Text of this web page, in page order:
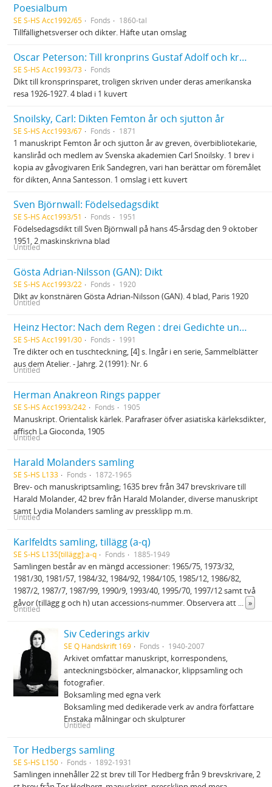
Poesialbum
SE S-HS Acc1992/65 Fonds 1860-tal
Tillfällighetsverser och dikter. Häfte utan omslag
Oscar Peterson: Till kronprins Gustaf Adolf och kronprinsessan Louise : Dikt
SE S-HS Acc1993/73 Fonds
Dikt till kronsprinsparet, troligen skriven under deras amerikanska
resa 1926-1927. 4 blad i 1 kuvert
Snoilsky, Carl: Dikten Femton år och sjutton år
SE S-HS Acc1993/67 Fonds 1871
1 manuskript Femton år och sjutton år av greven, överbibliotekarie,
kansliråd och medlem av Svenska akademien Carl Snoilsky. 1 brev i
kopia av gåvogivaren Erik Sandegren, vari han berättar om föremålet
för dikten, Anna Santesson. 1 omslag i ett kuvert
Sven Björnwall: Födelsedagsdikt
SE S-HS Acc1993/51 Fonds 1951
Födelsedagsdikt till Sven Björnwall på hans 45-årsdag den 9 oktober
1951, 2 maskinskrivna blad
Untitled
Gösta Adrian-Nilsson (GAN): Dikt
SE S-HS Acc1993/22 Fonds 1920
Dikt av konstnären Gösta Adrian-Nilsson (GAN). 4 blad, Paris 1920
Untitled
Heinz Hector: Nach dem Regen : drei Gedichte und eine Handzeichnung
SE S-HS Acc1991/30 Fonds 1991
Tre dikter och en tuschteckning, [4] s. Ingår i en serie, Sammelblätter
aus dem Atelier. - Jahrg. 2 (1991): Nr. 6
Untitled
Herman Anakreon Rings papper
SE S-HS Acc1993/242 Fonds 1905
Manuskript. Orientalisk kärlek. Parafraser öfver asiatiska kärleksdikter,
affisch La Gioconda, 1905
Untitled
Harald Molanders samling
SE S-HS L133 Fonds 1872-1965
Brev- och manuskriptsamling; 1635 brev från 347 brevskrivare till
Harald Molander, 42 brev från Harald Molander, diverse manuskript
samt Lydia Molanders samling av pressklipp m.m.
Untitled
Karlfeldts samling, tillägg (a-q)
SE S-HS L135[tillägg]:a-q Fonds 1885-1949
Samlingen består av en mängd accessioner: 1965/75, 1973/32,
1981/30, 1981/57, 1984/32, 1984/92, 1984/105, 1985/12, 1986/82,
1987/2, 1987/7, 1987/99, 1990/9, 1993/40, 1995/70, 1997/12 samt två
gåvor (tillägg g och h) utan accessions-nummer. Observera att ... »
Untitled
Siv Cederings arkiv
SE Q Handskrift 169 Fonds 1940-2007
Arkivet omfattar manuskript, korrespondens,
anteckningsböcker, almanackor, klippsamling och
fotografier.
Boksamling med egna verk
Boksamling med dedikerade verk av andra författare
Enstaka målningar och skulpturer
Untitled
Tor Hedbergs samling
SE S-HS L150 Fonds 1892-1931
Samlingen innehåller 22 st brev till Tor Hedberg från 9 brevskrivare, 2